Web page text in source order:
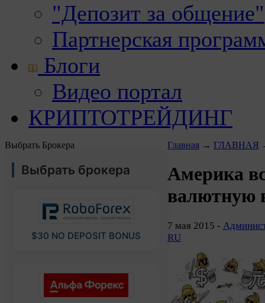
"Депозит за общение"
Партнерская
Блоги
Видео портал
КРИПТОТРЕЙДИНГ
Выбрать Брокера
Выбрать брокера
$30 NO DEPOSIT BONUS
Главная → ГЛАВНАЯ
Америка
валютную
7 мая 2015 -
RU